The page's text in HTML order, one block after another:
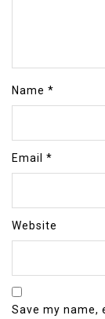
Name *
Email *
Website
Save my name,